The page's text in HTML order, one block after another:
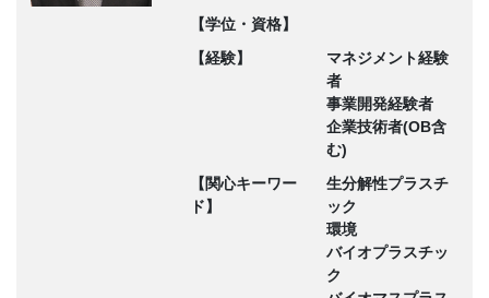
【学位・資格】
【経験】
マネジメント経験
者
事業開発経験者
企業技術者(OB含
む)
【関心キーワー
ド】
生分解性プラスチ
ック
環境
バイオプラスチッ
ク